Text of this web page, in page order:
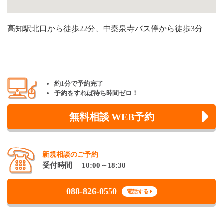
高知駅北口から徒歩22分、中秦泉寺バス停から徒歩3分
約1分で予約完了
予約をすれば待ち時間ゼロ！
無料相談 WEB予約
新規相談のご予約
受付時間 10:00～18:30
088-826-0550 電話する